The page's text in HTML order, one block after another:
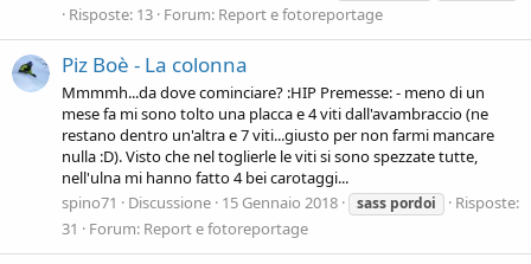
Risposte: 13 Forum: Report e fotoreportage
Piz Boè - La colonna
Mmmmh...da dove cominciare? :HIP Premesse: - meno di un
mese fa mi sono tolto una placca e 4 viti dall'avambraccio (ne
restano dentro un'altra e 7 viti...giusto per non farmi mancare
nulla :D). Visto che nel toglierle le viti si sono spezzate tutte,
nell'ulna mi hanno fatto 4 bei carotaggi...
spino71
Discussione 15 Gennaio 2018 sass pordoi
Risposte:
31
Forum: Report e fotoreportage